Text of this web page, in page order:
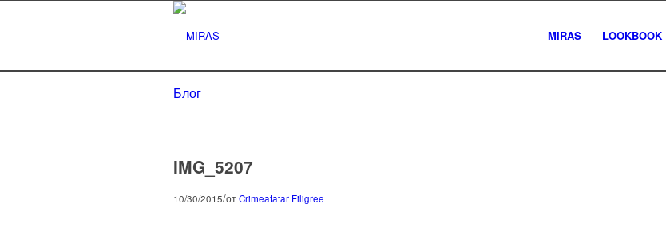
MIRAS LOOKBOOK
Блог
IMG_5207
10/30/2015/отCrimeatatar Filigree